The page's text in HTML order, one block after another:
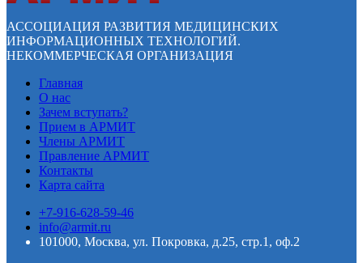
АССОЦИАЦИЯ РАЗВИТИЯ МЕДИЦИНСКИХ
ИНФОРМАЦИОННЫХ ТЕХНОЛОГИЙ.
НЕКОММЕРЧЕСКАЯ ОРГАНИЗАЦИЯ
Главная
О нас
Зачем вступать?
Прием в АРМИТ
Члены АРМИТ
Правление АРМИТ
Контакты
Карта сайта
+7-916-628-59-46
info@armit.ru
101000, Москва, ул. Покровка, д.25, стр.1, оф.2